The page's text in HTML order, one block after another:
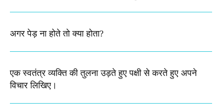
अगर पेड़ ना होते तो क्या होता?
एक स्वतंत्र व्यक्ति की तुलना उड़ते हुए पक्षी से करते हुए अपने
विचार लिखिए। ​